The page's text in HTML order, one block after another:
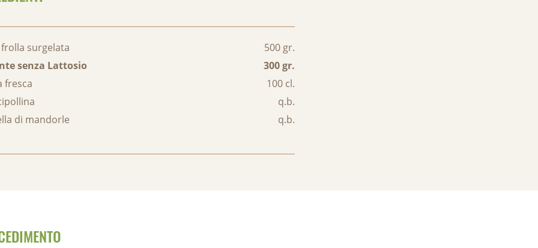
surgelata
500 gr.
senza Lattosio
300 gr.
fresca
100 cl.
q.b.
di mandorle
q.b.